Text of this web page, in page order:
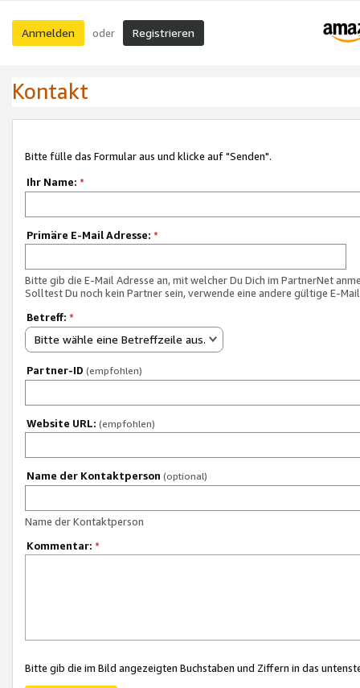
Anmelden oder Registrieren
Kontakt
Bitte fülle das Formular aus und klicke auf "Senden".
Ihr Name: *
Primäre E-Mail Adresse: *
Bitte gib die E-Mail Adresse an, mit welcher Du Dich im PartnerNet
Solltest Du noch kein Partner sein, verwende eine andere gültige E-
Betreff: *
Bitte wähle eine Betreffzeile aus.
Partner-ID (empfohlen)
Website URL: (empfohlen)
Name der Kontaktperson (optional)
Name der Kontaktperson
Kommentar: *
Bitte gib die im Bild angezeigten Buchstaben und Ziffern in das